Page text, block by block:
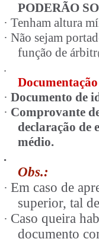
PODERÃO
· Tenham altura
· Não sejam
função de
.
· Documento de
· Comprovante
declaração de
médio.
.
Obs.:
· Em caso de
superior, tal
· Caso queira
documento